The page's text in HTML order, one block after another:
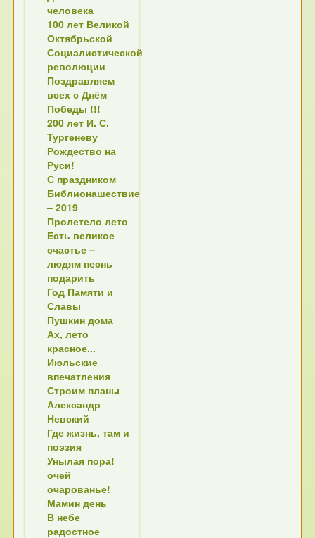
человека
100 лет Великой
Октябрьской
Социалистической
революции
Поздравляем
всех с Днём
Победы !!!
200 лет И. С.
Тургеневу
Рождество на
Руси!
С праздником
Библионашествие
– 2019
Пролетело лето
Есть великое
счастье –
людям песнь
подарить
Год Памяти и
Славы
Пушкин дома
Ах, лето
красное...
Июльские
впечатления
Строим планы
Александр
Невский
Где жизнь, там и
поэзия
Унылая пора!
очей
очарованье!
Мамин день
В небе
радостное